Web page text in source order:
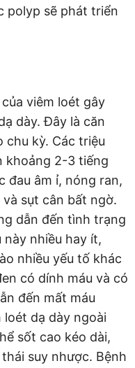
polyp sẽ phát triển
viêm loét gây
dày. Đây là căn
chu kỳ. Các triệu
khoảng 2-3 tiếng
đau âm ỉ, nóng ran,
sụt cân bất ngờ.
dẫn đến tình trạng
này nhiều hay ít,
nhiều yếu tố khác
có dính máu và có
đến mất máu
loét dạ dày ngoài
sốt cao kéo dài,
suy nhược. Bệnh